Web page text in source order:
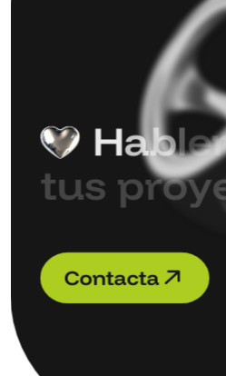
Hable
tus proy
Contacta
Contacta